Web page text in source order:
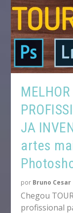
JA
artes
por Bruno Cesar
Chegou
profissional